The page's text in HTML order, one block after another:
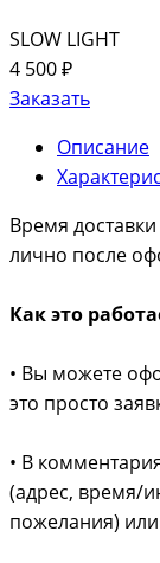
SLOW LIGHT
4 500 ₽
Заказать
Описание
Время
лично после
Как это
• Вы можете
это просто
• В
(адрес, время/
пожелания)